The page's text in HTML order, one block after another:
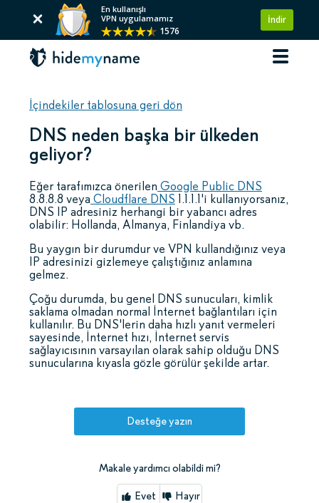
En kullanışlı
VPN uygulamamız
1576
İndir
İçindekiler tablosuna geri dön
DNS neden başka bir ülkeden
geliyor?
Eğer tarafımızca önerilen Google Public DNS
8.8.8.8 veya Cloudflare DNS 1.1.1.1'i kullanıyorsanız,
DNS IP adresiniz herhangi bir yabancı adres
olabilir: Hollanda, Almanya, Finlandiya vb.
Bu yaygın bir durumdur ve VPN kullandığınız veya
IP adresinizi gizlemeye çalıştığınız anlamına
gelmez.
Çoğu durumda, bu genel DNS sunucuları, kimlik
saklama olmadan normal İnternet bağlantıları için
kullanılır. Bu DNS'lerin daha hızlı yanıt vermeleri
sayesinde, İnternet hızı, İnternet servis
sağlayıcısının varsayılan olarak sahip olduğu DNS
sunucularına kıyasla gözle görülür şekilde artar.
Desteğe yazın
Makale yardımcı olabildi mi?
Evet Hayır